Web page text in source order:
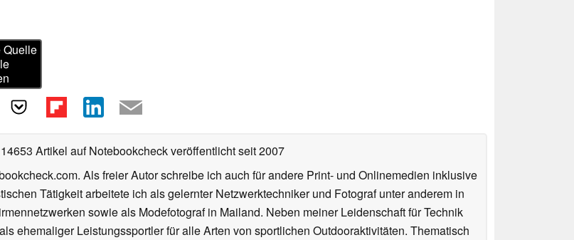
Quelle
Artikel auf Notebookcheck veröffentlichtseit 2007
Als freier Autor schreibe ich auch für andere Print- und Onlinemedien inklusive
Tätigkeit arbeitete ich als gelernter Netzwerktechniker und Fotograf unter anderem in
sowie als Modefotograf in Mailand. Neben meiner Leidenschaft für Technik
ehemaliger Leistungssportler für alle Arten von sportlichen Outdooraktivitäten. Thematisch